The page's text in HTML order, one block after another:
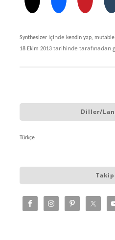
Synthesizer içinde kendin yap,
18 Ekim 2013 tarihinde tarafınadan
Diller/
Türkçe